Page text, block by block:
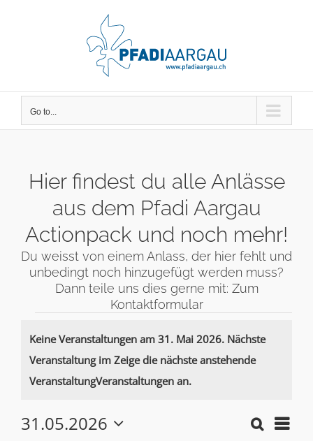
Go to...
Hier findest du alle Anlässe
aus dem Pfadi Aargau
Actionpack und noch mehr!
Du weisst von einem Anlass, der hier fehlt und
unbedingt noch hinzugefügt werden muss?
Dann teile uns dies gerne mit: Zum
Kontaktformular
Veranstaltungen
for
Keine Veranstaltungen am 31. Mai 2026. Nächste
Veranstaltung im Zeige die nächste anstehende
VeranstaltungVeranstaltungen an.
Suche
Tag
31.05.2026